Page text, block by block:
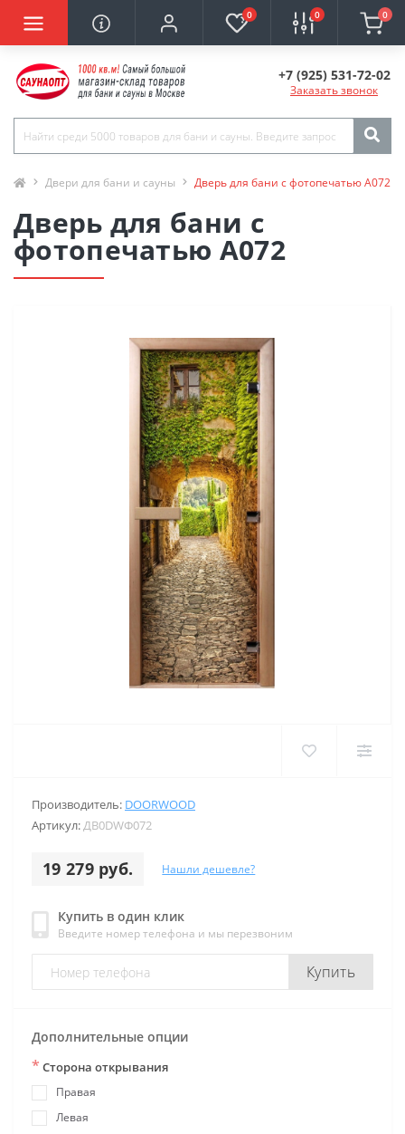
0 0 0
+7 (925) 531-72-02
Заказать звонок
Двери для бани и сауны Дверь для бани с фотопечатью А072
Дверь для бани с
фотопечатью А072
Производитель: DOORWOOD
Артикул:ДB0DWФ072
19 279 руб. Нашли дешевле?
Купить в один клик
Введите номер телефона и мы перезвоним
Купить
Дополнительные опции
* Сторона открывания
Правая
Левая